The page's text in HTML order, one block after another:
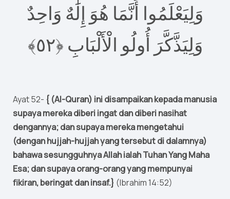
وَلِيَعْلَمُوا أَنَّمَا هُوَ إِلَٰهٌ وَاحِدٌ
وَلِيَذَّكَّرَ أُولُو الْأَلْبَابِ ‎﴿٢٥﴾‏
Ayat 52- { (Al-Quran) ini disampaikan kepada manusia
supaya mereka diberi ingat dan diberi nasihat
dengannya; dan supaya mereka mengetahui
(dengan hujjah-hujjah yang tersebut di dalamnya)
bahawa sesungguhnya Allah ialah Tuhan Yang Maha
Esa; dan supaya orang-orang yang mempunyai
fikiran, beringat dan insaf.} (Ibrahim 14:52)